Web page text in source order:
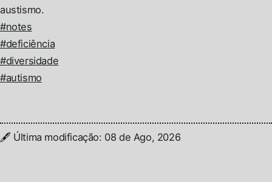
austismo.
#notes
#deficiência
#diversidade
#autismo
🖋️ Última modificação: 08 de Ago, 2026